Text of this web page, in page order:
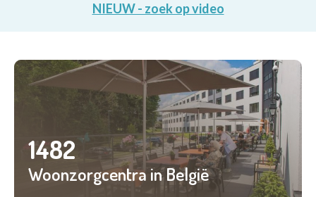
NIEUW - zoek op video
1482
Woonzorgcentra in België